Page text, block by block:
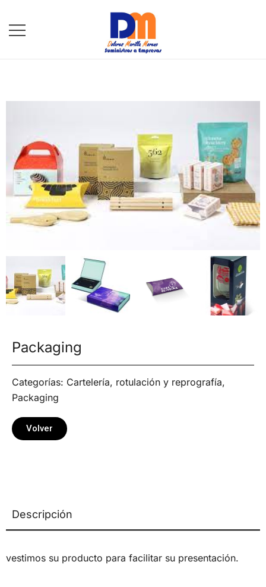
Packaging
Categorías: Cartelería, rotulación y reprografía,
Packaging
Volver
Descripción
vestimos su producto para facilitar su presentación.